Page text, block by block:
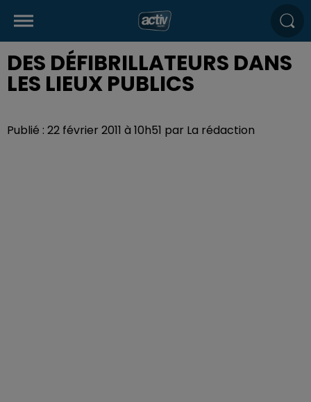
DES DÉFIBRILLATEURS DANS
LES LIEUX PUBLICS
Publié : 22 février 2011 à 10h51 par La rédaction